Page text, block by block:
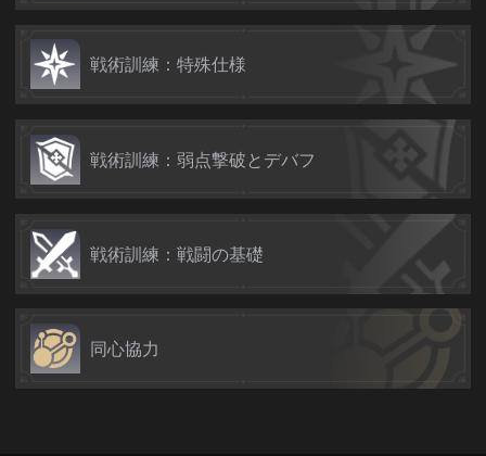
戦術訓練：特殊仕様
戦術訓練：弱点撃破とデバフ
戦術訓練：戦闘の基礎
同心協力